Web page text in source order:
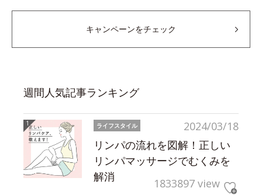
キャンペーンをチェック
週間人気記事ランキング
2024/03/18
ライフスタイル
リンパの流れを図解！正しい
リンパマッサージでむくみを
解消
1833897 view